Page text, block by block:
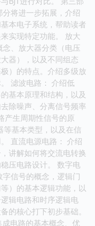
将进一步拓展，介绍
本电子系统，帮助读者
实现特定功能。 放大
、放大器分类（电压
器），以及不同组态
）的特点。介绍多级放
滤波电路： 介绍低
基本原理和结构，以及
除噪声、分离信号频率
产生周期性信号的原
等基本类型，以及在信
直流电源电路： 介绍
讲解如何将交流电转换
压电路设计。 数字电
信号的概念，逻辑门
）的基本逻辑功能，以
辑电路和时序逻辑电
的核心打下初步基础。
电路的基本概念、优